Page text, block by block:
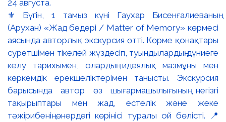
⚜️ Бүгін, 1 тамыз күні Гаухар Бисенғалиеваның
(Арухан) «Жад бедері / Matter of Memory» көрмесі
аясында авторлық экскурсия өтті. Көрме қонақтары
суретшімен тікелей жүздесіп, туындылардың дүниеге
келу тарихымен, олардың идеялық мазмұны мен
көркемдік ерекшеліктерімен танысты. Экскурсия
барысында автор өз шығармашылығының негізгі
тақырыптары мен жад, естелік және жеке
тәжірибенің өнердегі көрінісі туралы ой бөлісті. 📍